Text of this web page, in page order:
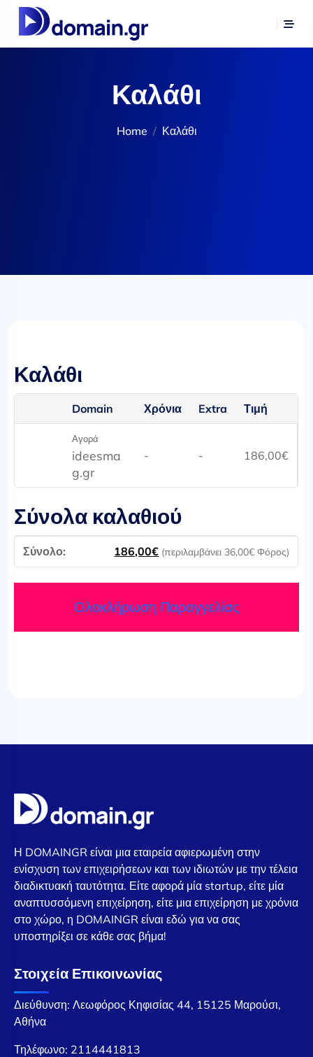
Καλάθι
Home Καλάθι
Καλάθι
Domain Χρόνια Extra Τιμή
Αγορά
ideesma
g.gr
- - 186,00€
Σύνολα καλαθιού
186,00€ (περιλαμβάνει 36,00€ Φόρος)
Ολοκλήρωση Παραγγελίας
Η DOMAINGR είναι μια εταιρεία αφιερωμένη στην
ενίσχυση των επιχειρήσεων και των ιδιωτών με την τέλεια
διαδικτυακή ταυτότητα. Είτε αφορά μία startup, είτε μία
αναπτυσσόμενη επιχείρηση, είτε μια επιχείρηση με χρόνια
στο χώρο, η DOMAINGR είναι εδώ για να σας
υποστηρίξει σε κάθε σας βήμα!
Στοιχεία Επικοινωνίας
Διεύθυνση: Λεωφόρος Κηφισίας 44, 15125 Μαρούσι,
Αθήνα
Τηλέφωνο: 2114441813